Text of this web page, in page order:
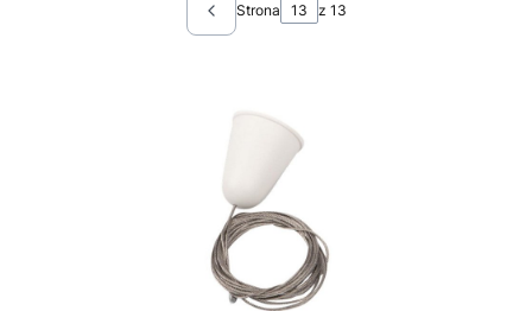
Poprzednie produkty
Strona z 13